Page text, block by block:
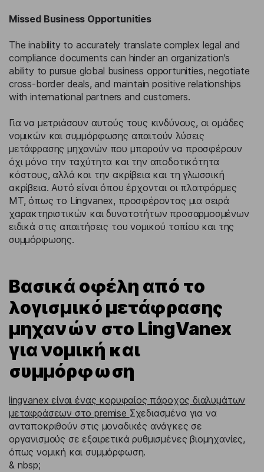
Missed Business Opportunities
The inability to accurately translate complex legal and
compliance documents can hinder an organization's
ability to pursue global business opportunities, negotiate
cross-border deals, and maintain positive relationships
with international partners and customers.
Για να μετριάσουν αυτούς τους κινδύνους, οι ομάδες
νομικών και συμμόρφωσης απαιτούν λύσεις
μετάφρασης μηχανών που μπορούν να προσφέρουν
όχι μόνο την ταχύτητα και την αποδοτικότητα
κόστους, αλλά και την ακρίβεια και τη γλωσσική
ακρίβεια. Αυτό είναι όπου έρχονται οι πλατφόρμες
MT, όπως το Lingvanex, προσφέροντας μια σειρά
χαρακτηριστικών και δυνατοτήτων προσαρμοσμένων
ειδικά στις απαιτήσεις του νομικού τοπίου και της
συμμόρφωσης.
Βασικά οφέλη από το
λογισμικό μετάφρασης
μηχανών στο LingVanex
για νομική και
συμμόρφωση
lingvanex είναι ένας κορυφαίος πάροχος διαλυμάτων
μεταφράσεων στο premise Σχεδιασμένα για να
ανταποκριθούν στις μοναδικές ανάγκες σε
οργανισμούς σε εξαιρετικά ρυθμισμένες βιομηχανίες,
όπως νομική και συμμόρφωση.
& nbsp;